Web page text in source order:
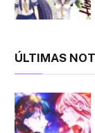
ÚLTIMAS